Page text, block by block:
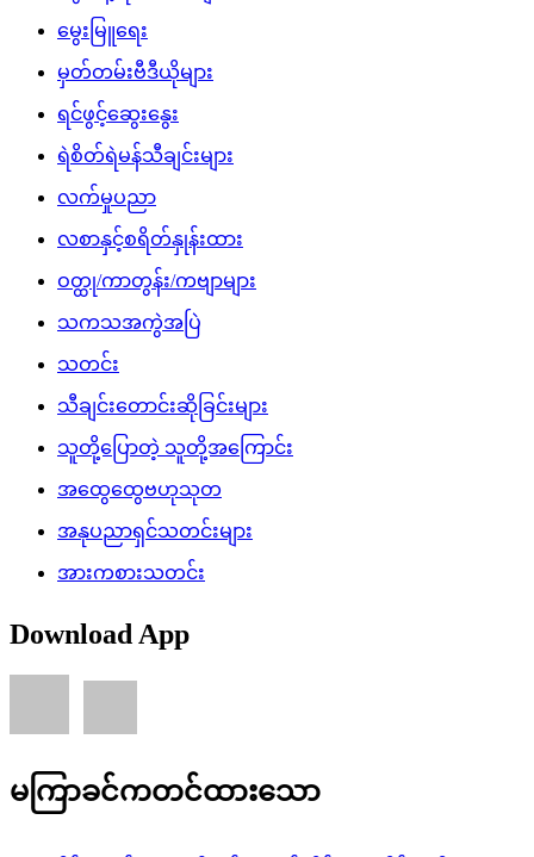
မွေးမြူရေး
မှတ်တမ်းဗီဒီယိုများ
ရင်ဖွင့်ဆွေးနွေး
ရဲစိတ်ရဲမန်သီချင်းများ
လက်မှုပညာ
လစာနှင့်စရိတ်နှုန်းထား
ဝတ္ထု/ကာတွန်း/ကဗျာများ
သကသအကွဲအပြဲ
သတင်း
သီချင်းတောင်းဆိုခြင်းများ
သူတို့ပြောတဲ့ သူတို့အကြောင်း
အထွေထွေဗဟုသုတ
အနုပညာရှင်သတင်းများ
အားကစားသတင်း
Download App
မကြာခင်ကတင်ထားသော